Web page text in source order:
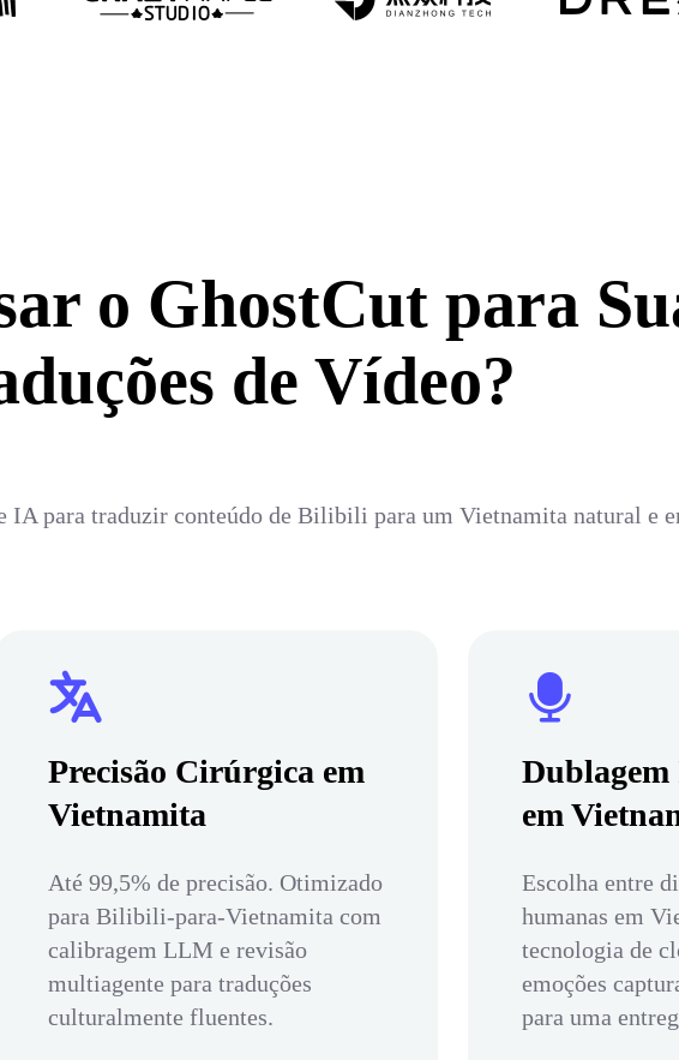
o GhostCut para
de Vídeo?
IA para traduzir conteúdo de Bilibili para um Vietnamita natural e
Precisão Cirúrgica em
Vietnamita
Até 99,5% de precisão. Otimizado
para Bilibili-para-Vietnamita com
calibragem LLM e revisão
multiagente para traduções
culturalmente fluentes.
em
Escolha entre
humanas em
tecnologia de
emoções
para uma